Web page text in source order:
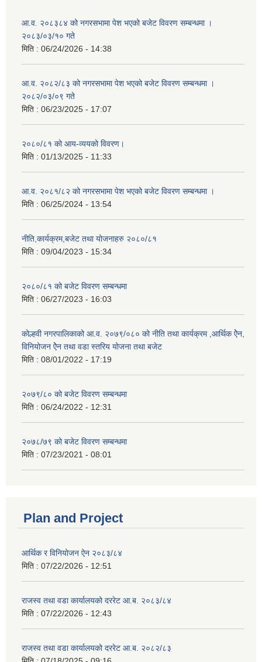
आ.व. २०८३८४ को नगरसभामा पेश भएको बजेट विवरण सम्बन्धमा ।
२०८३/०३/१० गते
मिति : 06/24/2026 - 14:38
आ.व. २०८२/८३ को नगरसभामा पेश भएको बजेट विवरण सम्बन्धमा ।
२०८२/०३/०९ गते
मिति : 06/23/2025 - 17:07
२०८०/८१ को आय-व्ययको विवरण।
मिति : 01/13/2025 - 11:33
आ.व. २०८१/८२ को नगरसभामा पेश भएको बजेट विवरण सम्बन्धमा ।
मिति : 06/25/2024 - 13:54
नीति,कार्यक्रम,बजेट तथा योजनाहरु २०८०/८१
मिति : 09/04/2023 - 15:34
२०८०/८१ को बजेट विवरण सम्बन्धमा
मिति : 06/27/2023 - 16:03
कोल्हवी नगरपालिकाको आ.व. २०७९/०८० को नीति तथा कार्यक्रम ,आर्थिक ऐेन,
विनियोजन ऐेन तथा वडा स्तरिय योजना तथा बजेट
मिति : 08/01/2022 - 17:19
२०७९/८० को बजेट विवरण सम्बन्धमा
मिति : 06/24/2022 - 12:31
२०७८/७९ को बजेट विवरण सम्बन्धमा
मिति : 07/23/2021 - 08:01
Plan and Project
आर्थिक र विनियोजन ऐन २०८३/८४
मिति : 07/22/2026 - 12:51
राजस्व तथा वडा कार्यालयको दररेट आ.ब. २०८३/८४
मिति : 07/22/2026 - 12:43
राजस्व तथा वडा कार्यालयको दररेट आ.ब. २०८२/८३